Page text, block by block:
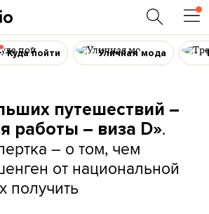
Куда пойти Уличная мода
путешествий –
работы – виза D».
– о том, чем
от национальной
получить